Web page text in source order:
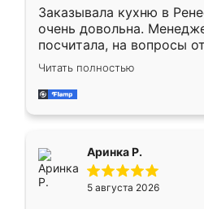
Заказывала кухню в
очень довольна.
посчитала, на вопросы
Замерщик приехал в
делу со всей
за день, ребята работали
Читать полностью
Аринка Р.
5 августа 2026